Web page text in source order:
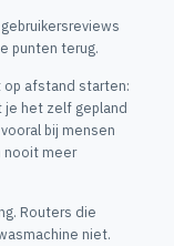
punten terug.
afstand starten:
je het zelf gepland
bij mensen
nooit meer
Routers die
niet.